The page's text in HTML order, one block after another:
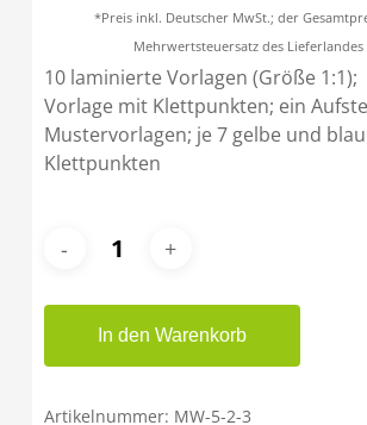
*Preis inkl. Deutscher MwSt.; der
Mehrwertsteuersatz des
10 laminierte Vorlagen (Größe 1:1);
Vorlage mit Klettpunkten; ein
Mustervorlagen; je 7 gelbe und
Klettpunkten
In den Warenkorb
Artikelnummer: MW-5-2-3